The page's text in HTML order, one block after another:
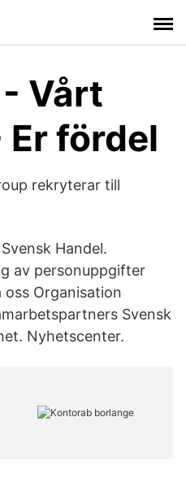
Vårt
fördel
rekryterar till
Handel.
av personuppgifter
Organisation
Svensk
Nyhetscenter.